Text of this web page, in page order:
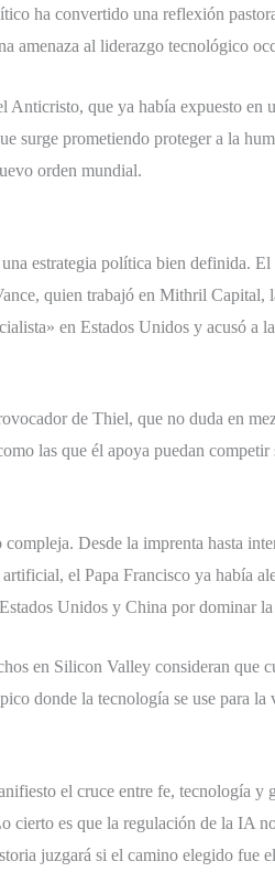
ha convertido una reflexión
amenaza al liderazgo tecnológico
que ya había expuesto en
surge prometiendo proteger a la
orden mundial.
estrategia política bien definida.
quien trabajó en Mithril
en Estados Unidos y acusó
de Thiel, que no duda en
las que él apoya puedan
Desde la imprenta hasta
el Papa Francisco ya había
Unidos y China por dominar
en Silicon Valley consideran
donde la tecnología se use para
el cruce entre fe, tecnología
cierto es que la regulación de la IA
juzgará si el camino elegido fue